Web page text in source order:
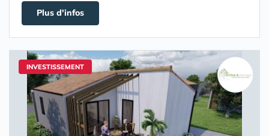
Plus d'infos
INVESTISSEMENT